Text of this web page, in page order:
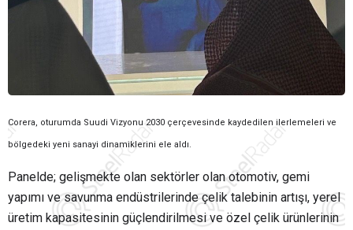
Corera, oturumda Suudi Vizyonu 2030 çerçevesinde kaydedilen ilerlemeleri ve
bölgedeki yeni sanayi dinamiklerini ele aldı.
Panelde; gelişmekte olan sektörler olan otomotiv, gemi
yapımı ve savunma endüstrilerinde çelik talebinin artışı, yerel
üretim kapasitesinin güçlendirilmesi ve özel çelik ürünlerinin